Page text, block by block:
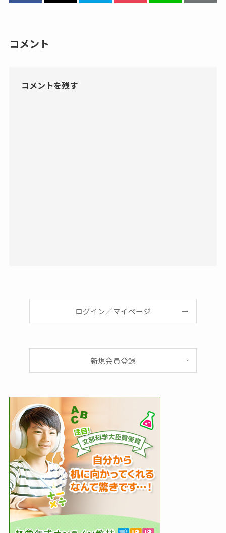
コメント
コメントを残す
ログイン／マイページ
新規会員登録